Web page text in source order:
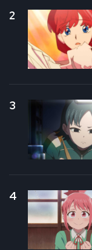
2
3
4